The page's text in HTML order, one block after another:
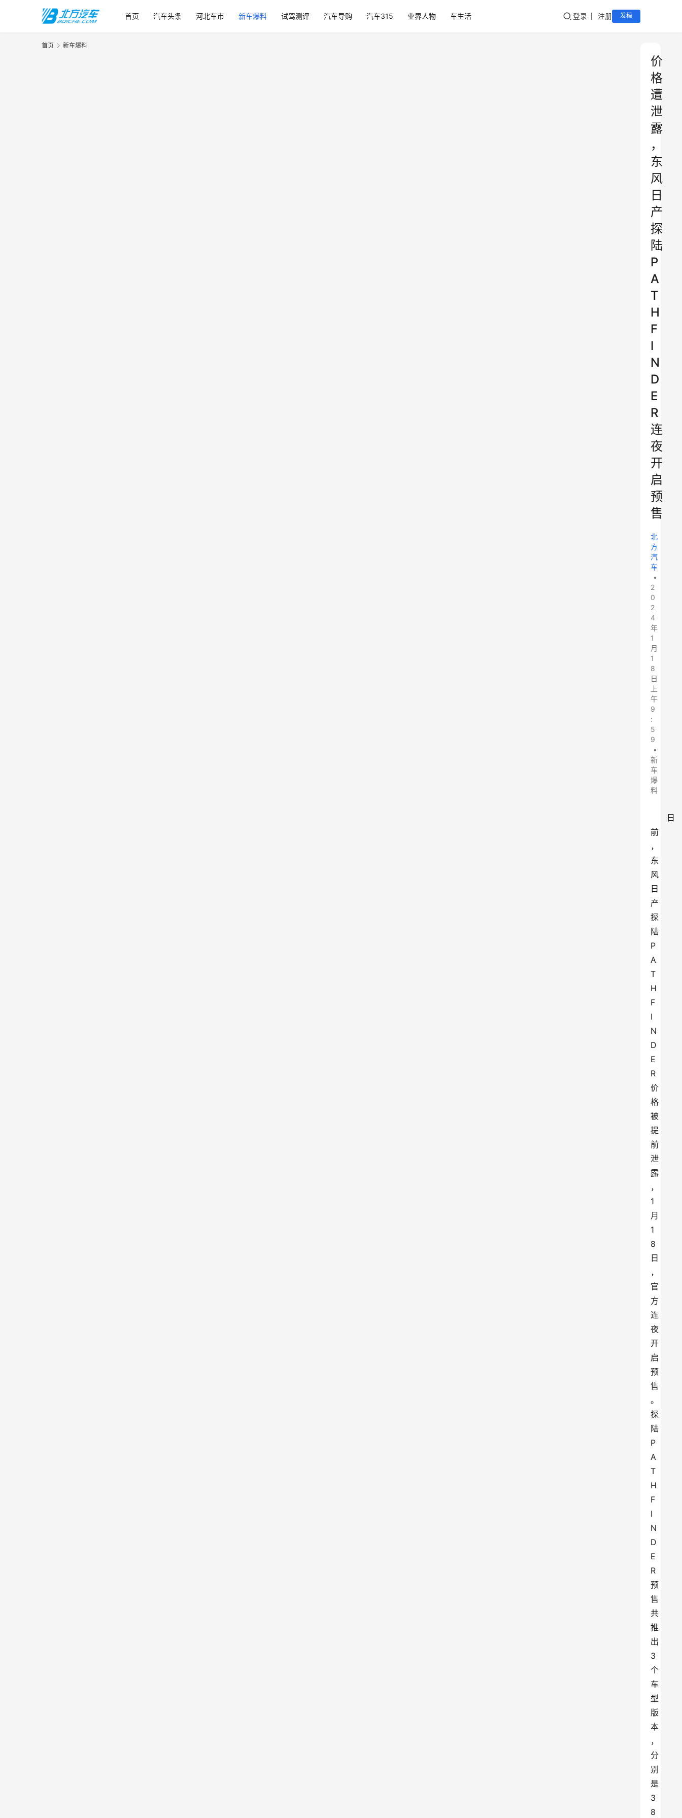
首页 汽车头条 河北车市 新车爆料 试驾测评 汽车导购 汽车315 业界人物 车生活 登录 注册 发稿
首页 新车爆料
价
格
遭
泄
露
，
东
风
日
产
探
陆
P
A
T
H
F
I
N
D
E
R
连
夜
开
启
预
售
北
方
汽
车
•
2
0
2
4
年
1
月
1
8
日
上
午
9
:
5
9
•
新
车
爆
料
日
前
，
东
风
日
产
探
陆
P
A
T
H
F
I
N
D
E
R
价
格
被
提
前
泄
露
，
1
月
1
8
日
，
官
方
连
夜
开
启
预
售
。
探
陆
P
A
T
H
F
I
N
D
E
R
预
售
共
推
出
3
个
车
型
版
本
，
分
别
是
3
8